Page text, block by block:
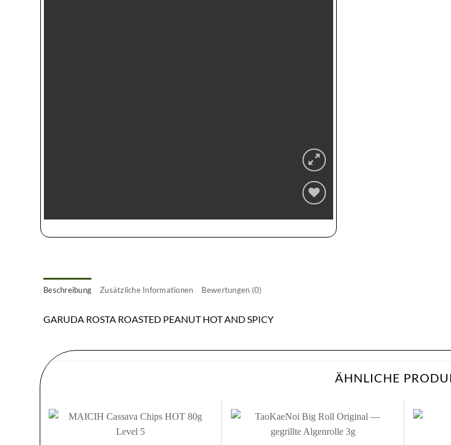
hinzufügen
Beschreibung Zusätzliche Informationen Bewertungen (0)
GARUDA ROSTA ROASTED PEANUT HOT AND SPICY
ÄHNLICHE